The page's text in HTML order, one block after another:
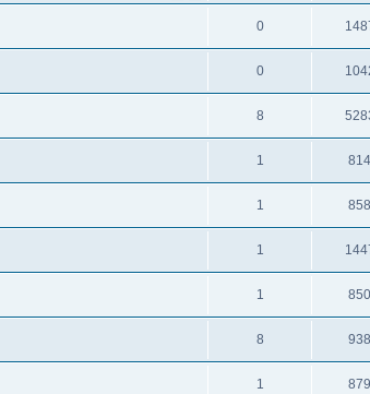
0
0
8
1
1
1
1
8
1